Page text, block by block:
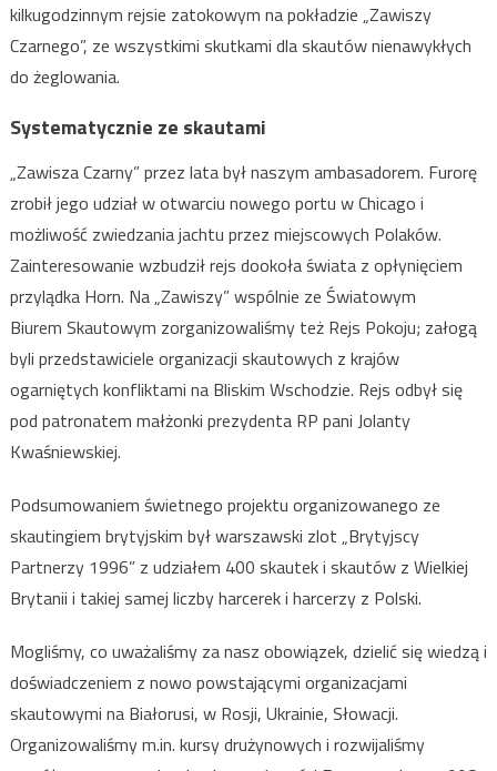
kilkugodzinnym rejsie zatokowym na pokładzie „Zawiszy
Czarnego”, ze wszystkimi skutkami dla skautów nienawykłych
do żeglowania.
Systematycznie ze skautami
„Zawisza Czarny” przez lata był naszym ambasadorem. Furorę
zrobił jego udział w otwarciu nowego portu w Chicago i
możliwość zwiedzania jachtu przez miejscowych Polaków.
Zainteresowanie wzbudził rejs dookoła świata z opłynięciem
przylądka Horn. Na „Zawiszy” wspólnie ze Światowym
Biurem Skautowym zorganizowaliśmy też Rejs Pokoju; załogą
byli przedstawiciele organizacji skautowych z krajów
ogarniętych konfliktami na Bliskim Wschodzie. Rejs odbył się
pod patronatem małżonki prezydenta RP pani Jolanty
Kwaśniewskiej.
Podsumowaniem świetnego projektu organizowanego ze
skautingiem brytyjskim był warszawski zlot „Brytyjscy
Partnerzy 1996” z udziałem 400 skautek i skautów z Wielkiej
Brytanii i takiej samej liczby harcerek i harcerzy z Polski.
Mogliśmy, co uważaliśmy za nasz obowiązek, dzielić się wiedzą i
doświadczeniem z nowo powstającymi organizacjami
skautowymi na Białorusi, w Rosji, Ukrainie, Słowacji.
Organizowaliśmy m.in. kursy drużynowych i rozwijaliśmy